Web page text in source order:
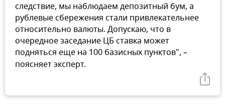
следствие, мы наблюдаем депозитный бум, а
рублевые сбережения стали привлекательнее
относительно валюты. Допускаю, что в
очередное заседание ЦБ ставка может
подняться еще на 100 базисных пунктов", –
поясняет эксперт.